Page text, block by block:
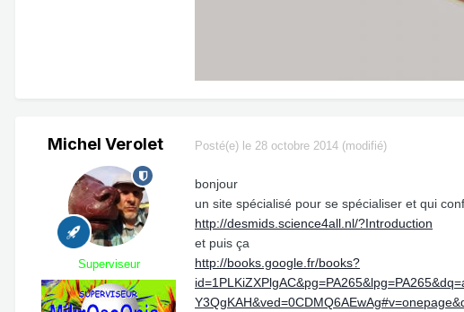
Michel Verolet
Superviseur
Posté(e) le 28 octobre 2014 (modifié)
bonjour
un site spécialisé pour se spécialiser et qui
http://desmids.science4all.nl/?Introduction
et puis ça
http://books.google.fr/books?